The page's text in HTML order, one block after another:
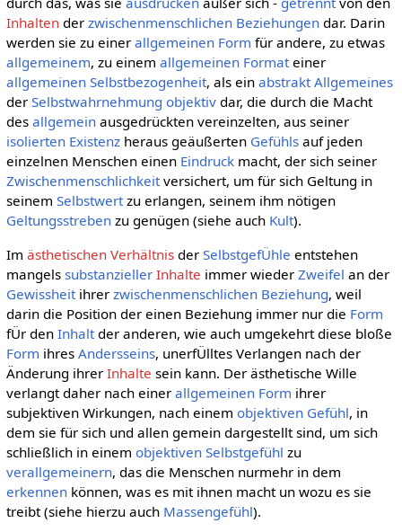
Inhaltender zwischenmenschlichen Beziehungendar. Darin
werden sie zu einer allgemeinen Form für andere, zu etwas
allgemeinem, zu einem allgemeinen Formateiner
allgemeinen Selbstbezogenheit, als ein abstrakt Allgemeines
der Selbstwahrnehmung objektivdar, die durch die Macht
des allgemeinausgedrückten vereinzelten, aus seiner
isolierten Existenzheraus geäußerten Gefühlsauf jeden
einzelnen Menschen einen Eindruckmacht, der sich seiner
Zwischenmenschlichkeitversichert, um für sich Geltung in
seinem Selbstwertzu erlangen, seinem ihm nötigen
Geltungsstrebenzu genügen (siehe auch Kult).
Im ästhetischen Verhältnisder SelbstgefÜhle entstehen
mangels substanzieller Inhalte immer wieder Zweifel an der
Gewissheitihrer zwischenmenschlichen Beziehung, weil
darin die Position der einen Beziehung immer nur die Form
fÜr den Inhaltder anderen, wie auch umgekehrt diese bloße
Form ihres Andersseins, unerfÜlltes Verlangen nach der
Änderung ihrer Inhalte sein kann. Der ästhetische Wille
verlangt daher nach einer allgemeinen Form ihrer
subjektiven Wirkungen, nach einem objektiven Gefühl, in
dem sie für sich und allen gemein dargestellt sind, um sich
schließlich in einem objektiven Selbstgefühl zu
verallgemeinern, das die Menschen nurmehr in dem
erkennenkönnen, was es mit ihnen macht un wozu es sie
treibt (siehe hierzu auch Massengefühl).